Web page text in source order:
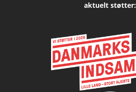
aktuelt støtter: